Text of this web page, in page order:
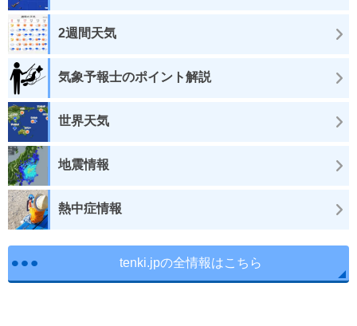
2週間天気
気象予報士のポイント解説
世界天気
地震情報
熱中症情報
tenki.jpの全情報はこちら